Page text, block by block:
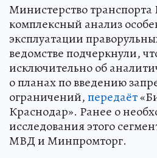
Министерство
комплексный анализ
эксплуатации
ведомстве подчеркнули,
исключительно об
о планах по введению
ограничений,передаёт
Краснодар». Ранее о
исследования этого
МВД и Минпромторг.